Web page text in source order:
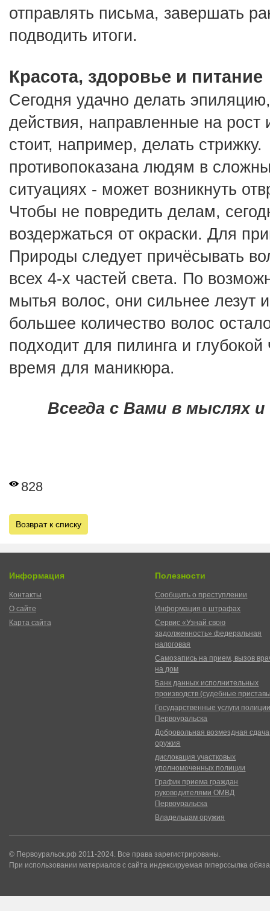
отправлять письма, завершать
подводить итоги.
Красота, здоровье и питание
Сегодня удачно делать
действия, направленные на рост
стоит, например, делать стрижку.
противопоказана людям в
ситуациях - может возникнуть
Чтобы не повредить делам,
воздержаться от окраски. Для
Природы следует причёсывать
всех 4-х частей света. По
мытья волос, они сильнее лезут
большее количество волос
подходит для пилинга и
время для маникюра.
Всегда с Вами в мыслях и
828
Возврат к списку
Информация
Контакты
О сайте
Карта сайта
Полезности
Сообщить о преступлении
Информация о штрафах
Сервис «Узнай свою
задолженность» федеральная
налоговая
Самозапись на прием, вызов
на дом
Банк данных исполнительных
производств (судебные
Государственные услуги
Первоуральска
Добровольная возмездная сдача
оружия
дислокация участковых
уполномоченных полиции
График приема граждан
руководителями ОМВД
Первоуральска
Владельцам оружия
© Первоуральск.рф 2011-2024. Все права зарегистрированы.
При использовании материалов с сайта индексируемая гиперссылка